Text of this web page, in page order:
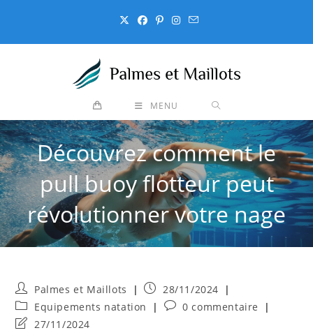
content
MENU
Découvrez comment le
pull buoy flotteur peut
révolutionner votre nage
Auteur/autrice
de
la
publication :
Palmes et Maillots
Publication
publiée :
28/11/2024
Post
category:
Equipements natation
Commentaires
0 commentaire
Dernière
27/11/2024